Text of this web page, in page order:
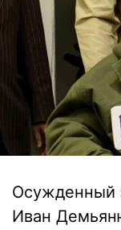
Осужденный
Иван